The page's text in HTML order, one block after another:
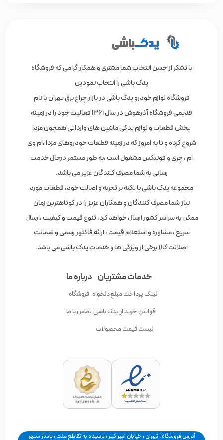
با تشکر از حسن انتخاب شما مشتری و همکار گرامی که فروشگاه
یدک باشی را انتخاب نمودین
فروشگاه لوازم خودرو یدک باشی در بازار چراغ برق تهران با نام
قدیمی فروشگاه آذرهوش در سال 1361 فعالیت خود را در زمینه
پخش قطعات و لوازم یدکی ماشین های وارداتی همچون مزدا
شروع کرده و تا به امروز که در زمینه قطعات خودروهای مزدا ،ام وی
ام ، چری و فونیکس مشغول است ،به طور مستمر درحال خدمت
رسانی به شما مصرف کنندگان عزیر می باشد.
مجموعه یدک باشی با تکیه بر تجربه و اصالت خود، قطعات مورد
نیاز شما مصرف کنندگان و همکاران عزیز را در کوتاهترین زمان
ممکن به سراسر کشور ارسال خواهد کرد، تنوع قیمت و کیفیت ،ارسال
سریع ، مشاوره و استعلام قیمت ، ارائه فاکتور رسمی و ضمانت
اصلالت کالا برخی از ویژگی ها و خدمات یدک باشی می باشد.
خدمات مشتریان
لینک پرداخت مبلغ دلخواه
قوانین خرید از یدک باشی
لیست قیمت محصولات
درباره ما
فروشگاه
تماس با ما
آدرس فروشگاه : تهران ، خیابان امیر کبیر ، نرسیده به تقاطع ملت ، پاساژ سپهر